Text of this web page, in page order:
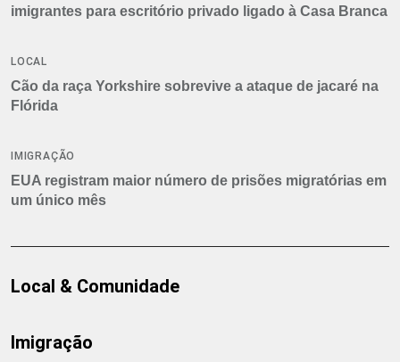
imigrantes para escritório privado ligado à Casa Branca
LOCAL
Cão da raça Yorkshire sobrevive a ataque de jacaré na
Flórida
IMIGRAÇÃO
EUA registram maior número de prisões migratórias em
um único mês
Local & Comunidade
Imigração